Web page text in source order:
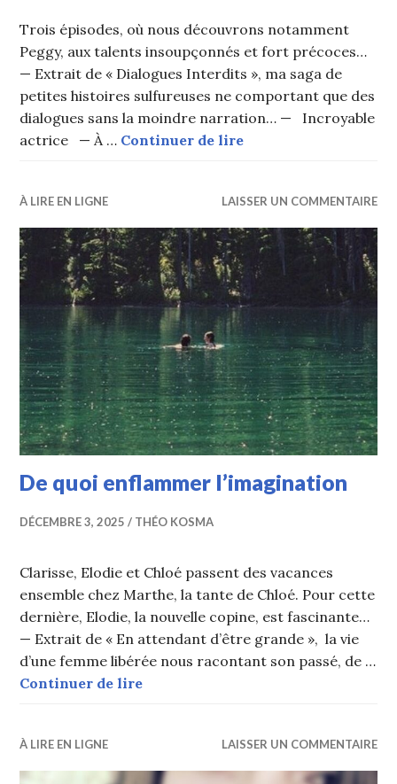
Trois épisodes, où nous découvrons notamment
Peggy, aux talents insoupçonnés et fort précoces…
— Extrait de « Dialogues Interdits », ma saga de
petites histoires sulfureuses ne comportant que des
dialogues sans la moindre narration… — Incroyable
actrice — À … Continuer de lireApparences
À LIRE EN LIGNE LAISSER UN COMMENTAIRE
De quoi enflammer l’imagination
DÉCEMBRE 3, 2025 THÉO KOSMA
Clarisse, Elodie et Chloé passent des vacances
ensemble chez Marthe, la tante de Chloé. Pour cette
dernière, Elodie, la nouvelle copine, est fascinante…
— Extrait de « En attendant d’être grande », la vie
d’une femme libérée nous racontant son passé, de …
Continuer de lireDe quoi enflammer l’imagination
À LIRE EN LIGNE LAISSER UN COMMENTAIRE